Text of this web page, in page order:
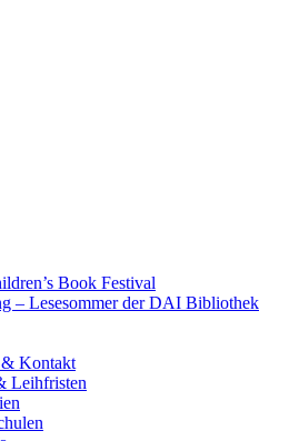
Book Festival
– Lesesommer der DAI Bibliothek
Kontakt
Leihfristen